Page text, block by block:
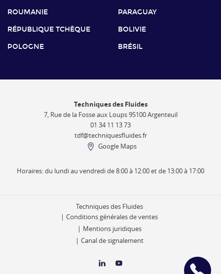
ROUMANIE
RÉPUBLIQUE TCHÈQUE
POLOGNE
PARAGUAY
BOLIVIE
BRÉSIL
Techniques des Fluides
7, Rue de la Fosse aux Loups 95100 Argenteuil
01 34 11 13 73
tdf@techniquesfluides.fr
Google Maps
Horaires: du lundi au vendredi de 8:00 à 12:00 et de 13:00 à 17:00
Techniques des Fluides
Conditions générales de ventes
Mentions juridiques
Canal de signalement